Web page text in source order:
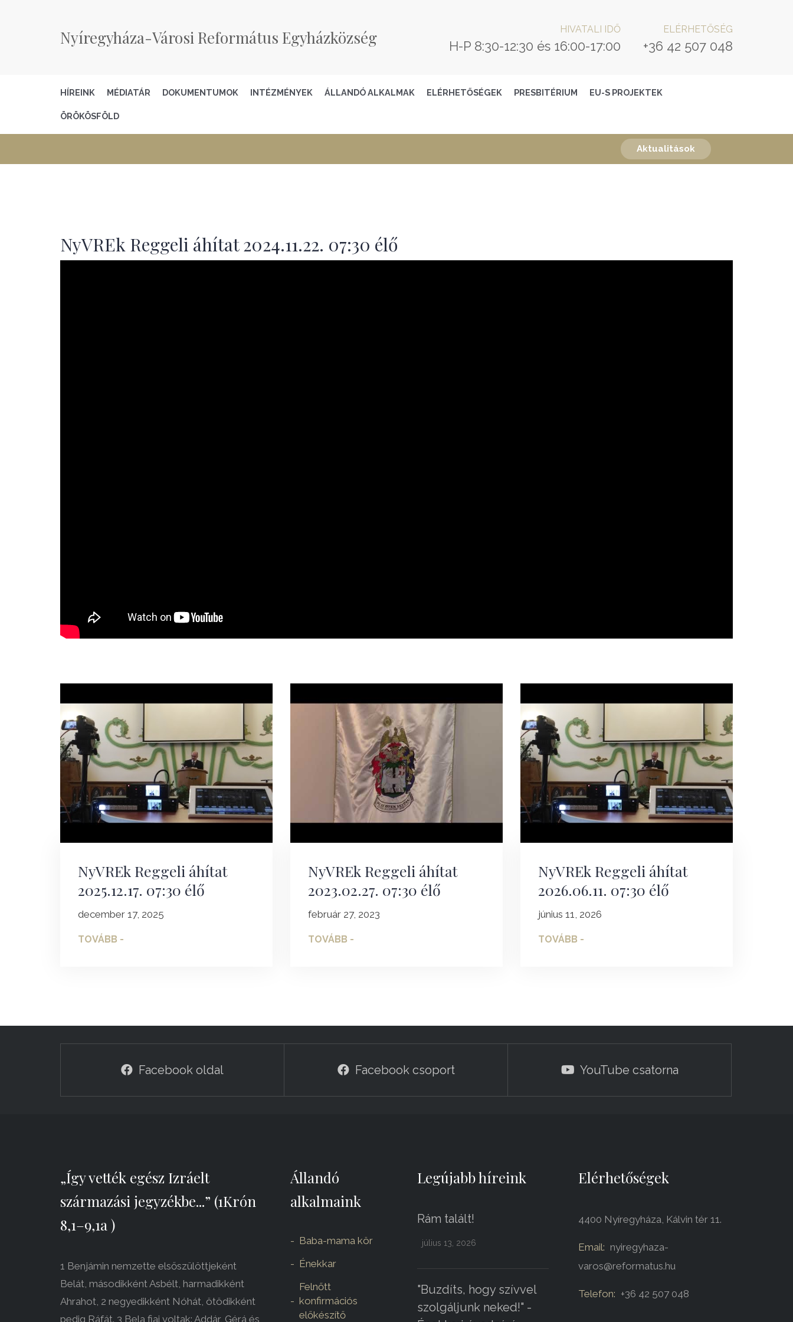
Nyíregyháza-Városi Református Egyházközség HIVATALI IDŐ
H-P 8:30-12:30 és 16:00-17:00
ELÉRHETŐSÉG
+36 42 507 048
HÍREINK MÉDIATÁR DOKUMENTUMOK INTÉZMÉNYEK ÁLLANDÓ ALKALMAK ELÉRHETŐSÉGEK PRESBITÉRIUM EU-S PROJEKTEK
ÖRÖKÖSFÖLD
Aktualitások
NyVREk Reggeli áhítat 2024.11.22. 07:30 élő
NyVREk Reggeli áhítat
2025.12.17. 07:30 élő
december 17, 2025
TOVÁBB -
NyVREk Reggeli áhítat
2023.02.27. 07:30 élő
február 27, 2023
TOVÁBB -
NyVREk Reggeli áhítat
2026.06.11. 07:30 élő
június 11, 2026
TOVÁBB -
Facebook oldal Facebook csoport YouTube csatorna
„Így vették egész Izráelt
származási jegyzékbe...” (1Krón
8,1–9,1a )
1 Benjámin nemzette elsőszülöttjeként
Belát, másodikként Asbélt, harmadikként
Ahrahot, 2 negyedikként Nóhát, ötödikként
pedig Ráfát. 3 Bela fiai voltak: Addár, Gérá és
Állandó
alkalmaink
Baba-mama kör
Énekkar
Felnőtt
konfirmációs
előkészítő
Legújabb híreink
Rám talált!
július 13, 2026
"Buzdíts, hogy szívvel
szolgáljunk neked!" -
Elérhetőségek
4400 Nyíregyháza, Kálvin tér 11.
Email: nyiregyhaza-
varos@reformatus.hu
Telefon: +36 42 507 048